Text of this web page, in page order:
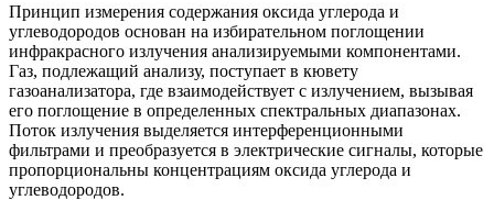
Принцип измерения содержания оксида углерода и
углеводородов основан на избирательном поглощении
инфракрасного излучения анализируемыми компонентами.
Газ, подлежащий анализу, поступает в кювету
газоанализатора, где взаимодействует с излучением, вызывая
его поглощение в определенных спектральных диапазонах.
Поток излучения выделяется интерференционными
фильтрами и преобразуется в электрические сигналы, которые
пропорциональны концентрациям оксида углерода и
углеводородов.